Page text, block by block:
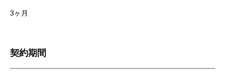
3ヶ月
契約期間